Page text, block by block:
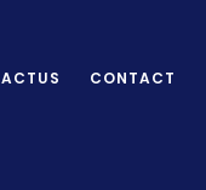
ACTUS CONTACT